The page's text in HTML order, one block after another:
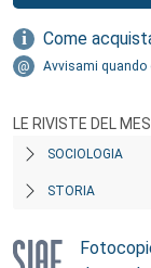
Come
Avvisami quando
LE RIVISTE DEL
SOCIOLOGIA
STORIA